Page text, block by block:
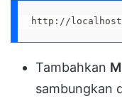
http://
Tambahkan
sambungkan